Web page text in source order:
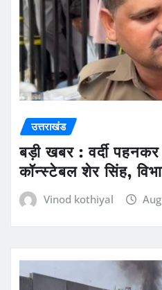
उत्तराखंड
बड़ी खबर : वर्दी
कॉन्स्टेबल शेर सिंह,
Vinod kothiyal